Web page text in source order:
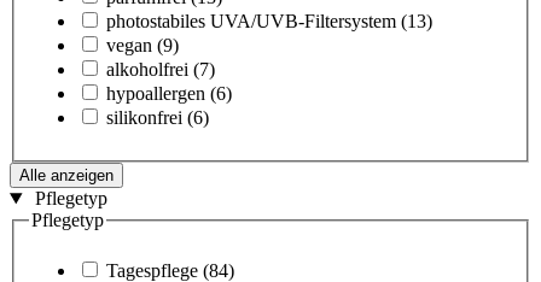
photostabiles UVA/UVB-Filtersystem (13)
vegan (9)
alkoholfrei (7)
hypoallergen (6)
silikonfrei (6)
Alle anzeigen
Pflegetyp
Pflegetyp
Tagespflege (84)